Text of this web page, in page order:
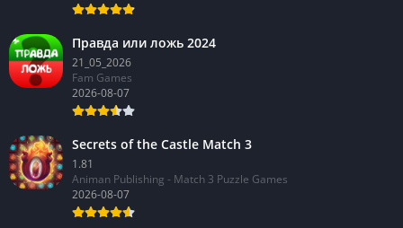
Правда или ложь 2024
21_05_2026
Fam Games
2026-08-07
Secrets of the Castle Match 3
1.81
Animan Publishing - Match 3 Puzzle Games
2026-08-07